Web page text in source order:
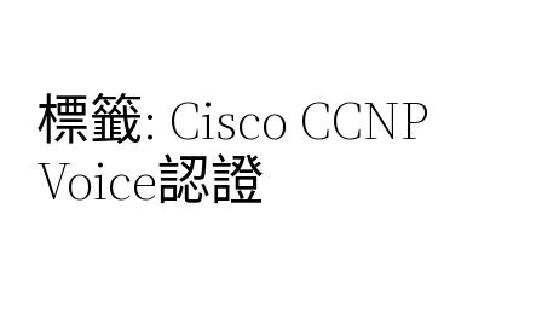
標籤: Cisco CCNP
Voice認證